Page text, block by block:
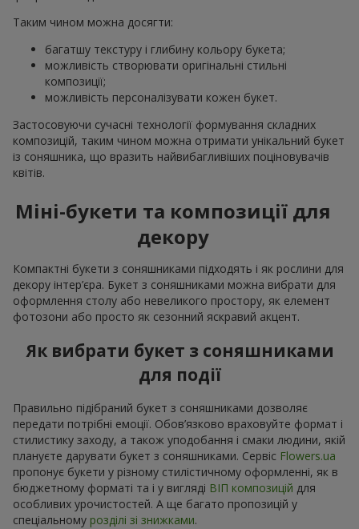
Таким чином можна досягти:
багатшу текстуру і глибину кольору букета;
можливість створювати оригінальні стильні
композиції;
можливість персоналізувати кожен букет.
Застосовуючи сучасні технології формування складних
композицій, таким чином можна отримати унікальний букет
із соняшника, що вразить найвибагливіших поціновувачів
квітів.
Міні-букети та композиції для
декору
Компактні букети з соняшниками підходять і як рослини для
декору інтер’єра. Букет з соняшниками можна вибрати для
оформлення столу або невеликого простору, як елемент
фотозони або просто як сезонний яскравий акцент.
Як вибрати букет з соняшниками
для події
Правильно підібраний букет з соняшниками дозволяє
передати потрібні емоції. Обов’язково враховуйте формат і
стилистику заходу, а також уподобання і смаки людини, якій
плануєте дарувати букет з соняшниками. Сервіс Flowers.ua
пропонує букети у різному стилістичному оформленні, як в
бюджетному форматі та і у вигляді ВІП композицій для
особливих урочистостей. А ще багато пропозицій у
спеціальному розділі зі знижками.